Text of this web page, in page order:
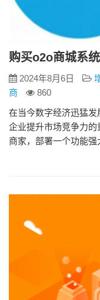
购买o2o商城系
2024年8月6日
商
860
在当今数字经济迅猛
企业提升市场竞争力
商家，部署一个功能
的选择。然而，市场
您做出明智的决策。